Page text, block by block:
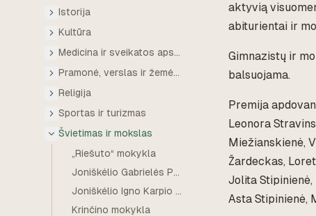
Istorija
Kultūra
Medicina ir sveikatos apsauga
Pramonė, verslas ir žemės ūkis
Religija
Sportas ir turizmas
Švietimas ir mokslas
„Riešuto“ mokykla
Joniškėlio Gabrielės Petkevičaitės-Bitės gimnazija
Joniškėlio Igno Karpio žemės ūkio ir paslaugų mokykla
Krinčino mokykla
aktyvią
abiturientai ir
Gimnazistų ir
balsuojama.
Premija
Leonora
Miežianskienė,
Žardeckas,
Jolita Stipinienė,
Asta Stipinienė,